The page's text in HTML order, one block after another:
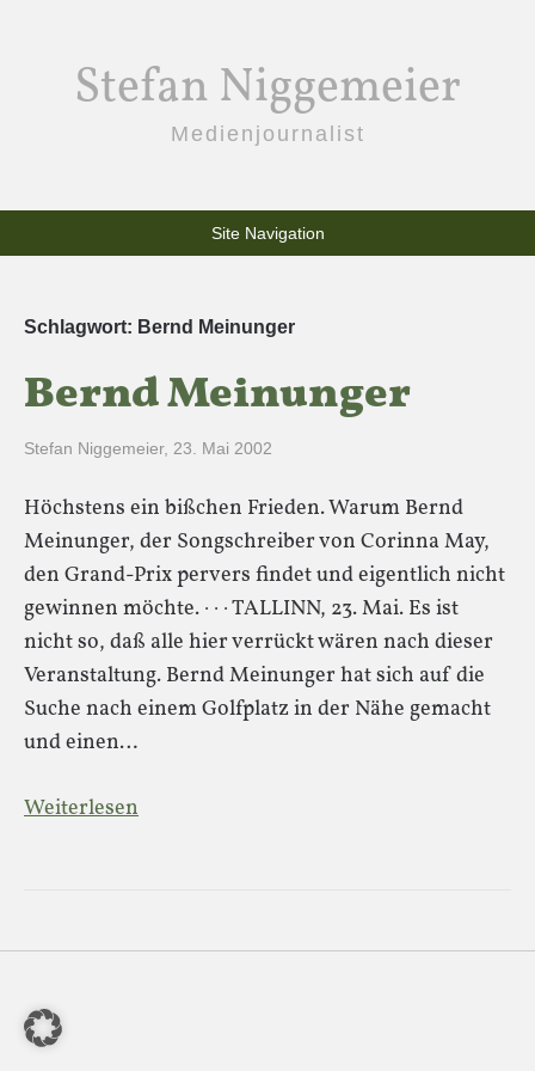
Stefan Niggemeier
Medienjournalist
Site Navigation
Schlagwort: Bernd Meinunger
Bernd Meinunger
Stefan Niggemeier, 23. Mai 2002
Höchstens ein bißchen Frieden. Warum Bernd
Meinunger, der Songschreiber von Corinna May,
den Grand-Prix pervers findet und eigentlich nicht
gewinnen möchte. · · · TALLINN, 23. Mai. Es ist
nicht so, daß alle hier verrückt wären nach dieser
Veranstaltung. Bernd Meinunger hat sich auf die
Suche nach einem Golfplatz in der Nähe gemacht
und einen…
Weiterlesen